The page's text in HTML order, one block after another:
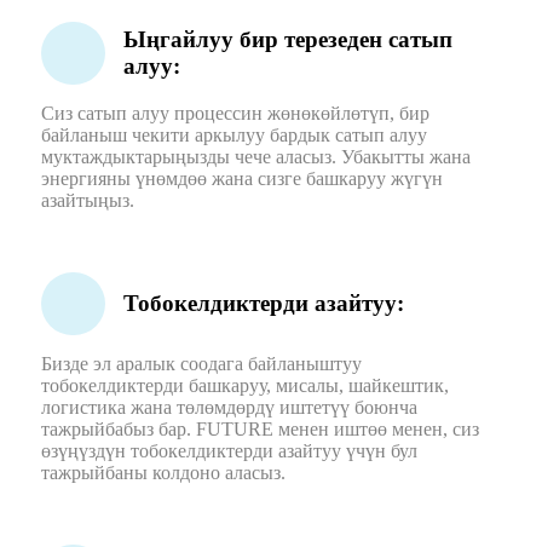
Ыңгайлуу бир терезеден сатып
алуу:
Сиз сатып алуу процессин жөнөкөйлөтүп, бир
байланыш чекити аркылуу бардык сатып алуу
муктаждыктарыңызды чече аласыз. Убакытты жана
энергияны үнөмдөө жана сизге башкаруу жүгүн
азайтыңыз.
Тобокелдиктерди азайтуу:
Бизде эл аралык соодага байланыштуу
тобокелдиктерди башкаруу, мисалы, шайкештик,
логистика жана төлөмдөрдү иштетүү боюнча
тажрыйбабыз бар. FUTURE менен иштөө менен, сиз
өзүңүздүн тобокелдиктерди азайтуу үчүн бул
тажрыйбаны колдоно аласыз.